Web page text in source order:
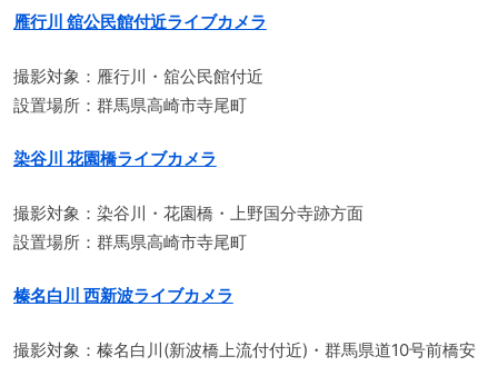
雁行川 舘公民館付近ライブカメラ
撮影対象：雁行川・舘公民館付近
設置場所：群馬県高崎市寺尾町
染谷川 花園橋ライブカメラ
撮影対象：染谷川・花園橋・上野国分寺跡方面
設置場所：群馬県高崎市寺尾町
榛名白川 西新波ライブカメラ
撮影対象：榛名白川(新波橋上流付付近)・群馬県道10号前橋安